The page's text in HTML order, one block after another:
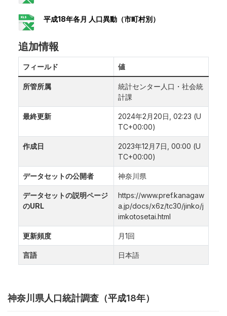
神奈川県人口統計調査（平成18年）
平成18年各月 人口異動（市町村別）
追加情報
フィールド 値
所管所属
統計センター人口・社会統
計課
最終更新
2024年2月20日, 02:23 (U
TC+00:00)
作成日
2023年12月7日, 00:00 (U
TC+00:00)
データセットの公開者 神奈川県
データセットの説明ページ
のURL
https://www.pref.kanagaw
a.jp/docs/x6z/tc30/jinko/j
imkotosetai.html
更新頻度 月1回
言語 日本語